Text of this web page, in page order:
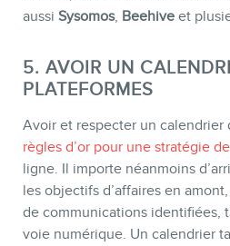
aussi Sysomos, Beehive et
5. AVOIR UN
PLATEFORMES
Avoir et respecter un calendrier
règles d’or pour une stratégie
ligne. Il importe néanmoins
les objectifs d’affaires en
de communications identifiées,
voie numérique. Un calendrier